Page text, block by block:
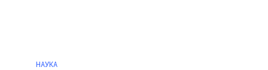
НАУКА И ТЕХНОЛОГИИ